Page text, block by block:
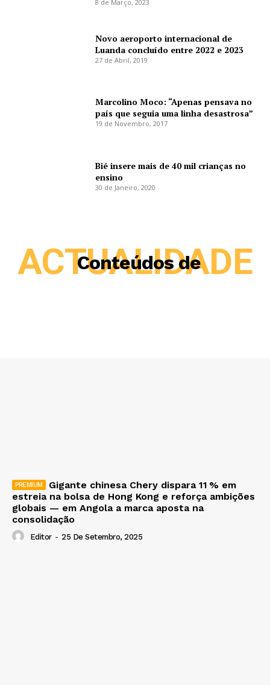
8 de Março, 2023
Novo aeroporto internacional de
Luanda concluído entre 2022 e 2023
27 de Abril, 2019
Marcolino Moco: “Apenas pensava no
país que seguia uma linha desastrosa”
19 de Novembro, 2017
Bié insere mais de 40 mil crianças no
ensino
30 de Janeiro, 2020
Conteúdos de
ACTUALIDADE
Gigante chinesa Chery dispara 11 % em
estreia na bolsa de Hong Kong e reforça ambições
globais — em Angola a marca aposta na
consolidação
Editor - 25 De Setembro, 2025